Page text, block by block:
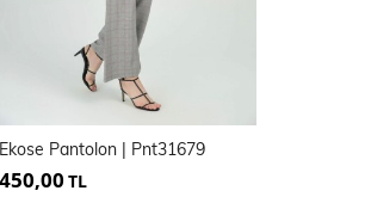
Ekose Pantolon | Pnt31679
450,00 TL